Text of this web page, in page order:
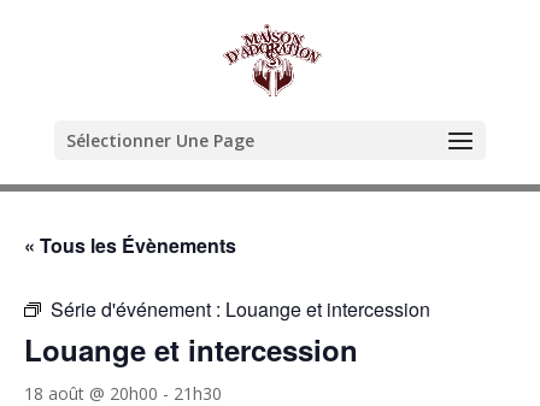
Sélectionner Une Page
« Tous les Évènements
Série d'événement : Louange et intercession
Louange et intercession
18 août @ 20h00 - 21h30